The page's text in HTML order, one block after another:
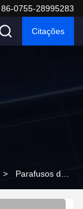
86-0755-28995283
Citações
> Parafusos de